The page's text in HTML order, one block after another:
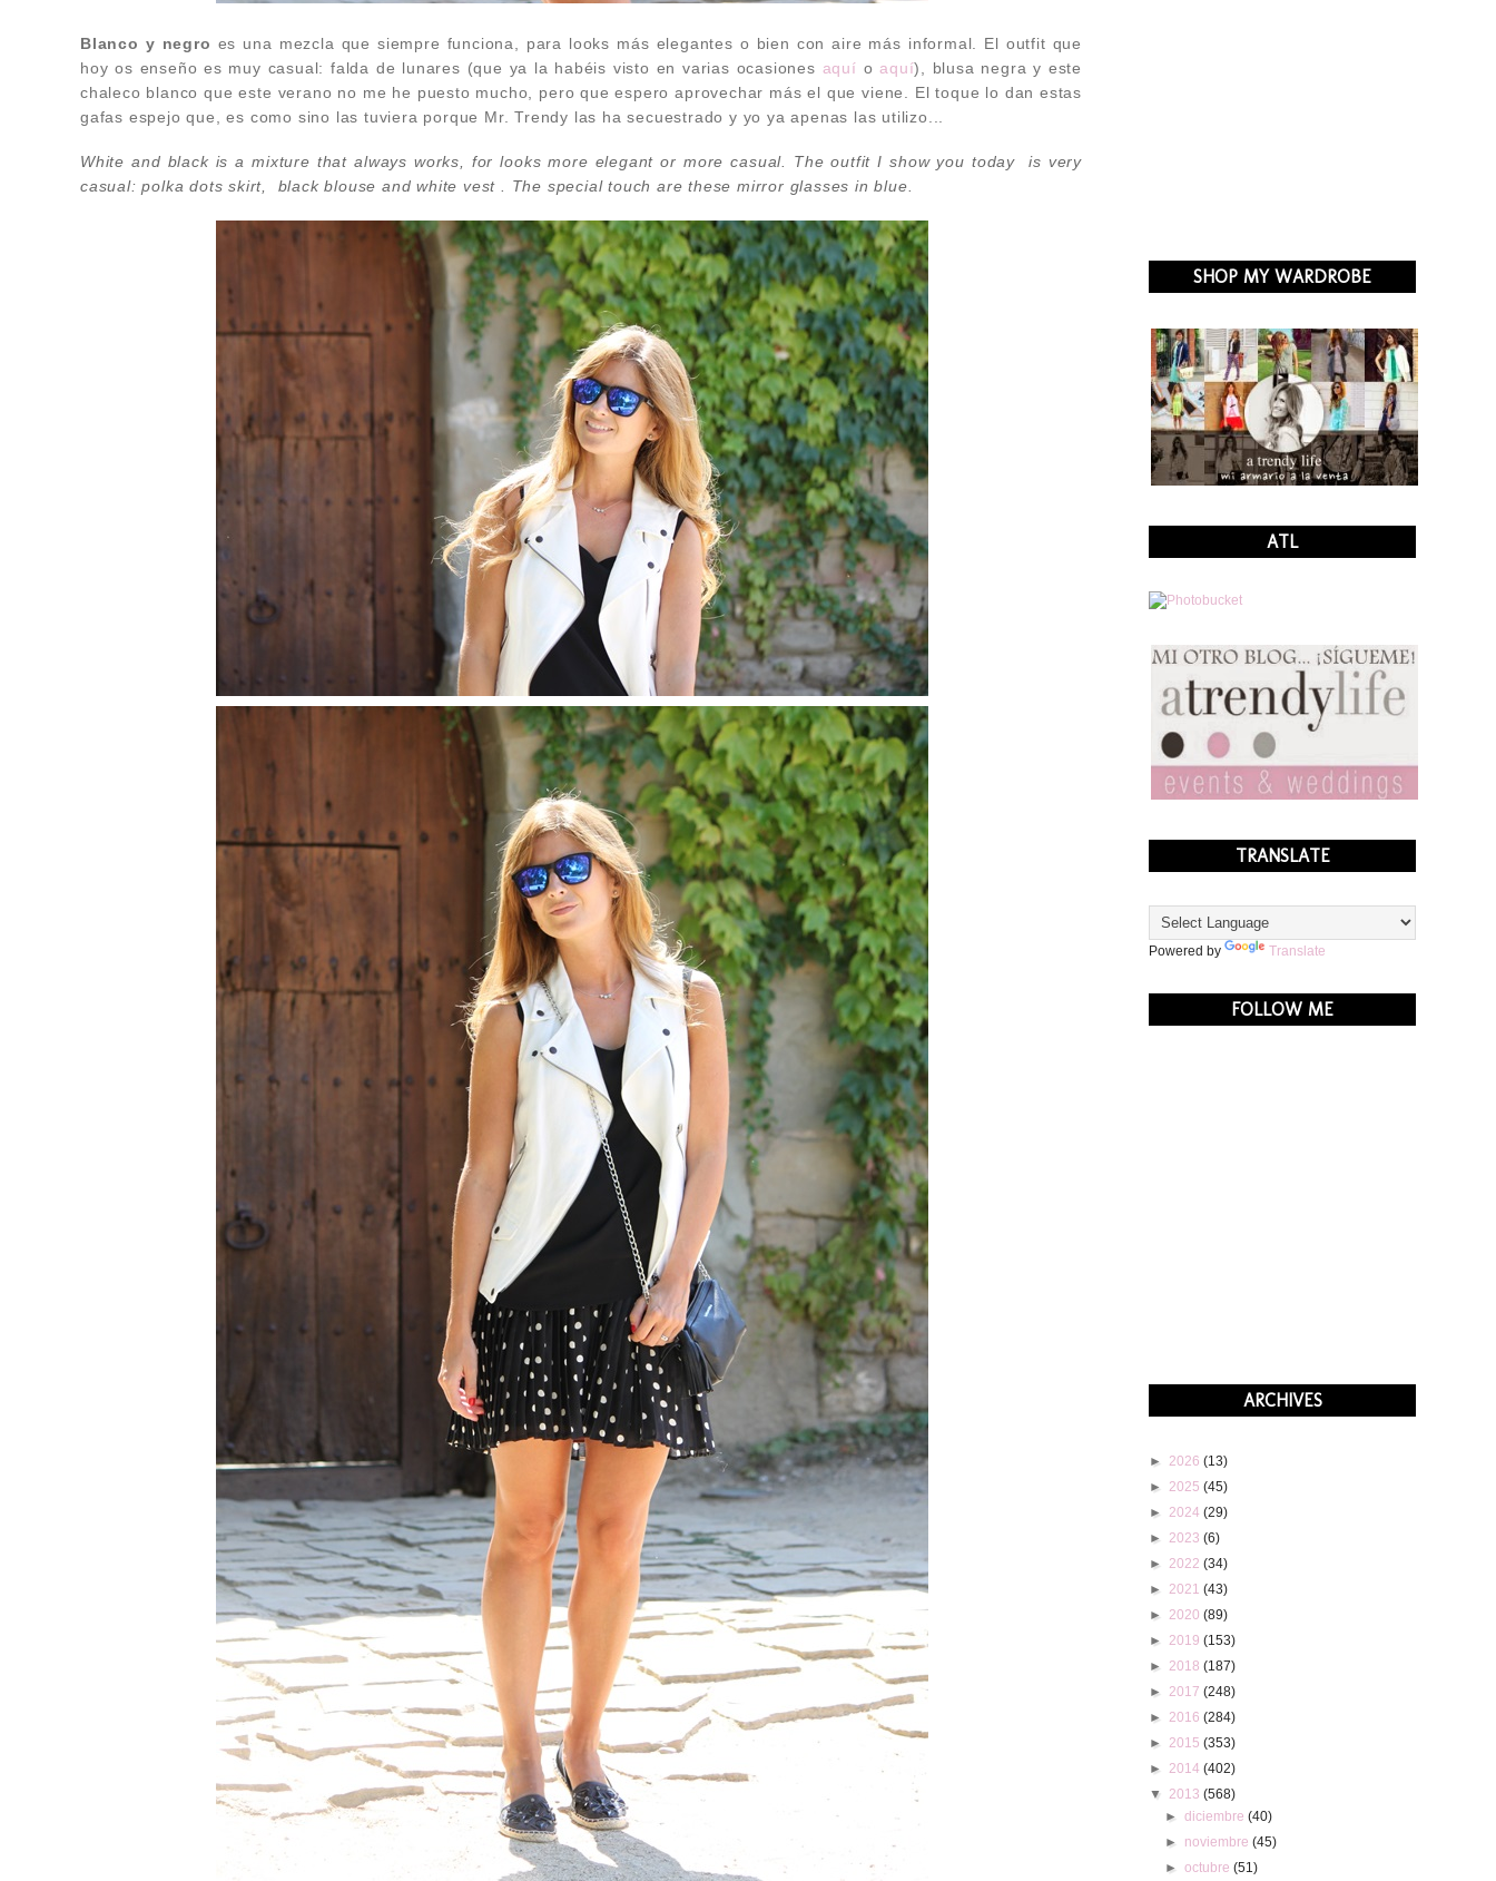
Blanco y negro es una mezcla que siempre funciona, para looks más elegantes o bien con aire más informal. El outfit que
hoy os enseño es muy casual: falda de lunares (que ya la habéis visto en varias ocasiones aquí oaquí), blusa negra y este
chaleco blanco que este verano no me he puesto mucho, pero que espero aprovechar más el que viene. El toque lo dan estas
gafas espejo que, es como sino las tuviera porque Mr. Trendy las ha secuestrado y yo ya apenas las utilizo...
White and black is a mixture that always works, for looks more elegant or more casual. The outfit I show you today is very
casual: polka dots skirt, black blouse and white vest . The special touch are these mirror glasses in blue.
SHOP MY WARDROBE
ATL
TRANSLATE
Powered by Translate
FOLLOW ME
ARCHIVES
► 2026 (13)
► 2025 (45)
► 2024 (29)
► 2023 (6)
► 2022 (34)
► 2021 (43)
► 2020 (89)
► 2019 (153)
► 2018 (187)
► 2017 (248)
► 2016 (284)
► 2015 (353)
► 2014 (402)
▼ 2013 (568)
►diciembre(40)
► noviembre(45)
►octubre(51)